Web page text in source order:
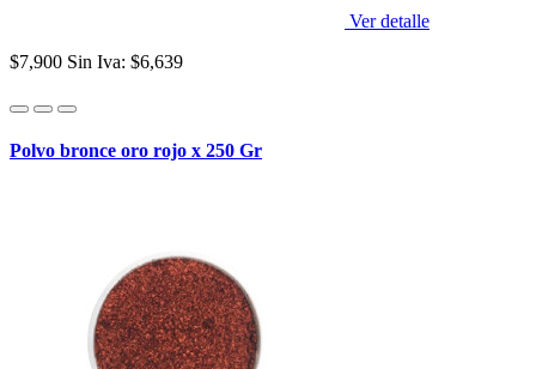
Ver detalle
$7,900 Sin Iva: $6,639
Polvo bronce oro rojo x 250 Gr